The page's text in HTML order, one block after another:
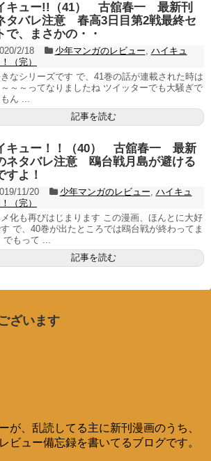
キュー!!（41） 古舘春一 最新刊
タバレ注意 春高3日目第2戦最終セ
で、まさかの・・
2/18 少年マンガのレビュー, ハイキュ
（完）
なシリーズです で、41巻の話が連載された時は
～～～ってなりましたね ツイッターでも大騒ぎで
もん ...
記事を読む
キュー！！（40） 古舘春一 最新
ネタバレ注意 鴎台戦月島が避ける
すよ！
11/20 少年マンガのレビュー, ハイキュ
（完）
化も再びはじまります この漫画、ほんとに大好
で、40巻が出たところでは鴎台戦が終わってま
でもって ...
記事を読む
ざいます
が、乱読してる主に新刊漫画のうち、
ビュー備忘録を書いてるブログです。